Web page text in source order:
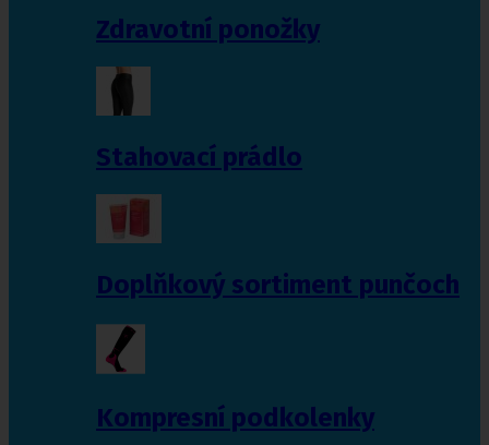
Zdravotní ponožky
Stahovací prádlo
Doplňkový sortiment punčoch
Kompresní podkolenky